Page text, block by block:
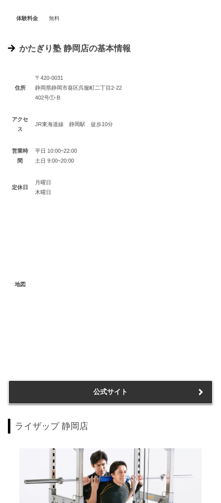
体験料金 無料
かたぎり塾 静岡店の基本情報
住所
〒420-0031
静岡県静岡市葵区呉服町二丁目2-22
402号①-B
アクセ
ス
JR東海道線 静岡駅 徒歩10分
営業時
間
平日 10:00~22:00
土日 9:00~20:00
定休日
月曜日
木曜日
地図
公式サイト
ライザップ 静岡店